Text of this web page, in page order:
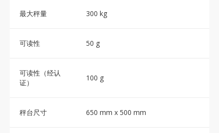
最大秤量 300 kg
可读性 50 g
可读性（经认
证）
100 g
秤台尺寸 650 mm x 500 mm